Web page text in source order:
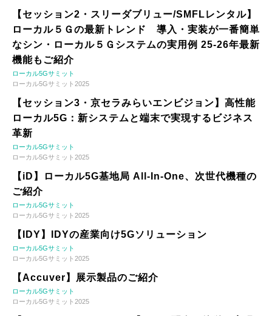
【セッション2・スリーダブリュー/SMFLレンタル】
ローカル５Ｇの最新トレンド 導入・実装が一番簡単
なシン・ローカル５Ｇシステムの実用例 25-26年最新
機能もご紹介
ローカル5Gサミット
ローカル5Gサミット2025
【セッション3・京セラみらいエンビジョン】高性能
ローカル5G：新システムと端末で実現するビジネス
革新
ローカル5Gサミット
ローカル5Gサミット2025
【iD】ローカル5G基地局 All-In-One、次世代機種の
ご紹介
ローカル5Gサミット
ローカル5Gサミット2025
【IDY】IDYの産業向け5Gソリューション
ローカル5Gサミット
ローカル5Gサミット2025
【Accuver】展示製品のご紹介
ローカル5Gサミット
ローカル5Gサミット2025